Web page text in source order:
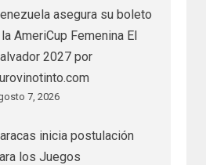
asegura su boleto
AmeriCup Femenina El
2027 por
7, 2026
inicia postulación
los Juegos